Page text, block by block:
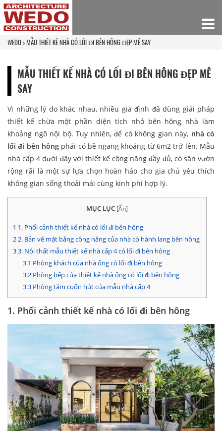
WEDO MẪU THIẾT KẾ NHÀ CÓ LỐI ĐI BÊN HÔNG ĐẸP MÊ SAY
MẪU THIẾT KẾ NHÀ CÓ LỐI ĐI BÊN HÔNG ĐẸP MÊ
SAY
Vì những lý do khác nhau, nhiều gia đình đã dùng giải pháp
thiết kế chừa một phần diện tích nhỏ bên hông nhà làm
khoảng ngõ nội bộ. Tuy nhiên, để có không gian này, nhà có
lối đi bên hôngphải có bề ngang khoảng từ 6m2 trở lên. Mẫu
nhà cấp 4 dưới đây với thiết kế công năng đầy đủ, có sân vườn
rộng rãi là một sự lựa chọn hoàn hảo cho gia chủ yêu thích
không gian sống thoải mái cùng kinh phí hợp lý.
MỤC LỤC [Ẩn]
1 1. Phối cảnh thiết kế nhà có lối đi bên hông
22. Bản vẽ mặt bằng công năng của nhà có hành lang bên hông
33. Nội thất mẫu thiết kế nhà cấp 4 có lối đi bên hông
3.1 Phòng khách của nhà ống có lối đi bên hông
3.2Phòng bếp của thiết kế nhà ống có lối đi bên hông
3.3Phòng tắm cuốn hút của mẫu nhà cấp 4
1. Phối cảnh thiết kế nhà có lối đi bên hông